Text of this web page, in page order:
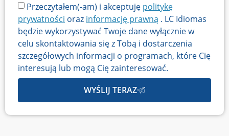
Przeczytałem(-am) i akceptuję politykę
prywatności oraz informację prawną . LC Idiomas
będzie wykorzystywać Twoje dane wyłącznie w
celu skontaktowania się z Tobą i dostarczenia
szczegółowych informacji o programach, które Cię
interesują lub mogą Cię zainteresować.
WYŚLIJ TERAZ